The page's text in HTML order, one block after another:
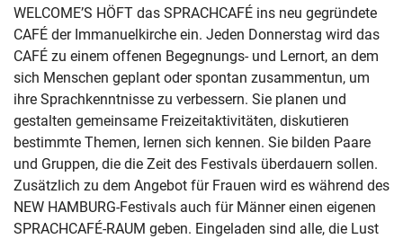
WELCOME’S HÖFT das SPRACHCAFÉ ins neu gegründete
CAFÉ der Immanuelkirche ein. Jeden Donnerstag wird das
CAFÉ zu einem offenen Begegnungs- und Lernort, an dem
sich Menschen geplant oder spontan zusammentun, um
ihre Sprachkenntnisse zu verbessern. Sie planen und
gestalten gemeinsame Freizeitaktivitäten, diskutieren
bestimmte Themen, lernen sich kennen. Sie bilden Paare
und Gruppen, die die Zeit des Festivals überdauern sollen.
Zusätzlich zu dem Angebot für Frauen wird es während des
NEW HAMBURG-Festivals auch für Männer einen eigenen
SPRACHCAFÉ-RAUM geben. Eingeladen sind alle, die Lust